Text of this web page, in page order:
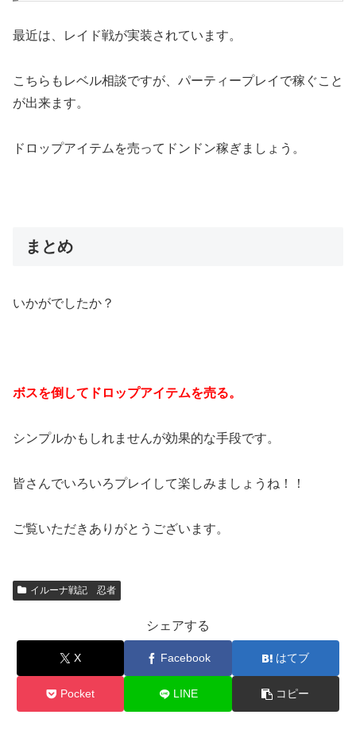
最近は、レイド戦が実装されています。
こちらもレベル相談ですが、パーティープレイで稼ぐこと
が出来ます。
ドロップアイテムを売ってドンドン稼ぎましょう。
まとめ
いかがでしたか？
ボスを倒してドロップアイテムを売る。
シンプルかもしれませんが効果的な手段です。
皆さんでいろいろプレイして楽しみましょうね！！
ご覧いただきありがとうございます。
イルーナ戦記 忍者
シェアする
X Facebook はてブ
Pocket LINE コピー